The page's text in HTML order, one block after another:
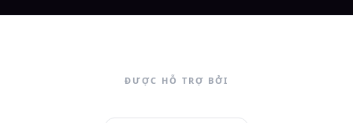
ĐƯỢC HỖ TRỢ BỞI